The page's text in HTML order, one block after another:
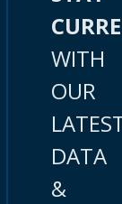
WITH
OUR
DATA
&